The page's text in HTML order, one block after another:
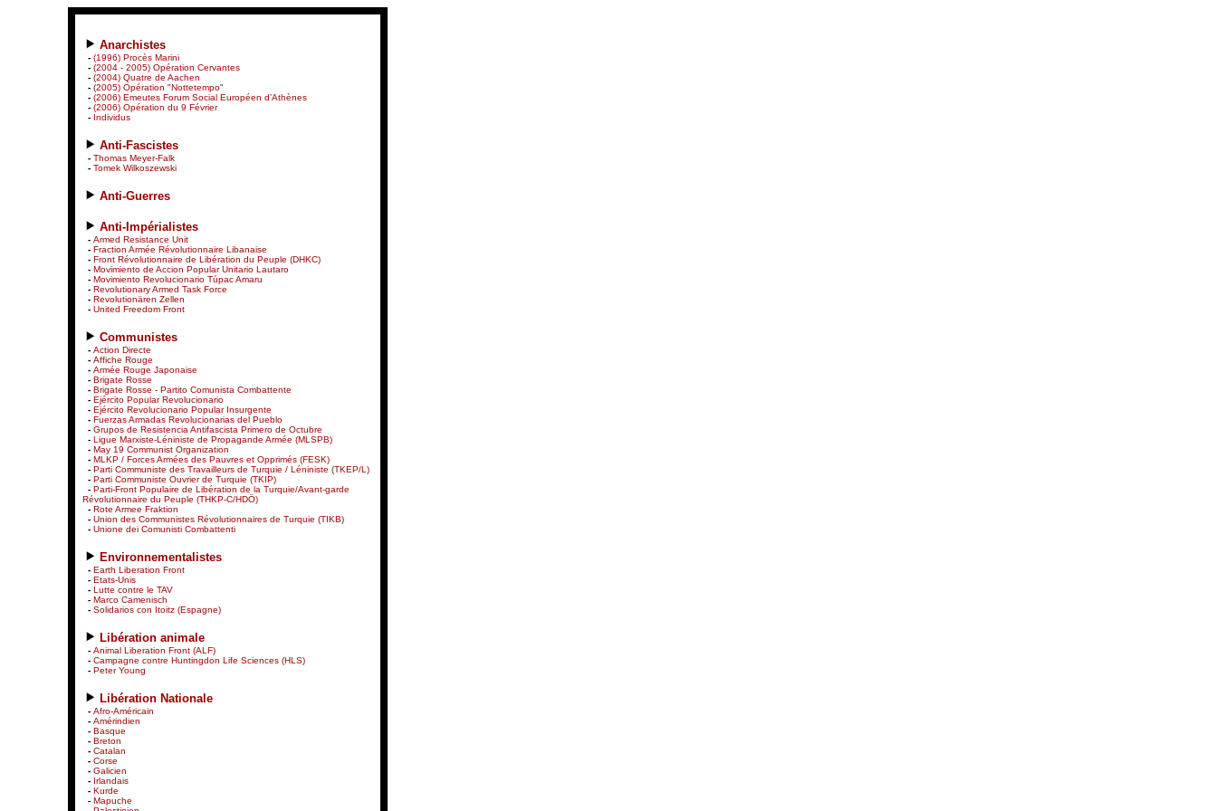
Anarchistes
- (1996) Procès Marini
- (2004 - 2005) Opération Cervantes
- (2004) Quatre de Aachen
- (2005) Opération "Nottetempo"
- (2006) Emeutes Forum Social Européen d’Athènes
- (2006) Opération du 9 Février
- Individus
Anti-Fascistes
- Thomas Meyer-Falk
- Tomek Wilkoszewski
Anti-Guerres
Anti-Impérialistes
- Armed Resistance Unit
- Fraction Armée Révolutionnaire Libanaise
- Front Révolutionnaire de Libération du Peuple (DHKC)
- Movimiento de Accion Popular Unitario Lautaro
- Movimiento Revolucionario Túpac Amaru
- Revolutionary Armed Task Force
- Revolutionären Zellen
- United Freedom Front
Communistes
- Action Directe
- Affiche Rouge
- Armée Rouge Japonaise
- Brigate Rosse
- Brigate Rosse - Partito Comunista Combattente
- Ejército Popular Revolucionario
- Ejército Revolucionario Popular Insurgente
- Fuerzas Armadas Revolucionarias del Pueblo
- Grupos de Resistencia Antifascista Primero de Octubre
- Ligue Marxiste-Léniniste de Propagande Armée (MLSPB)
- May 19 Communist Organization
- MLKP / Forces Armées des Pauvres et Opprimés (FESK)
- Parti Communiste des Travailleurs de Turquie / Léniniste (TKEP/L)
- Parti Communiste Ouvrier de Turquie (TKIP)
- Parti-Front Populaire de Libération de la Turquie/Avant-garde
Révolutionnaire du Peuple (THKP-C/HDÖ)
- Rote Armee Fraktion
- Union des Communistes Révolutionnaires de Turquie (TIKB)
- Unione dei Comunisti Combattenti
Environnementalistes
- Earth Liberation Front
- Etats-Unis
- Lutte contre le TAV
- Marco Camenisch
- Solidarios con Itoitz (Espagne)
Libération animale
- Animal Liberation Front (ALF)
- Campagne contre Huntingdon Life Sciences (HLS)
- Peter Young
Libération Nationale
- Afro-Américain
- Amérindien
- Basque
- Breton
- Catalan
- Corse
- Galicien
- Irlandais
- Kurde
- Mapuche